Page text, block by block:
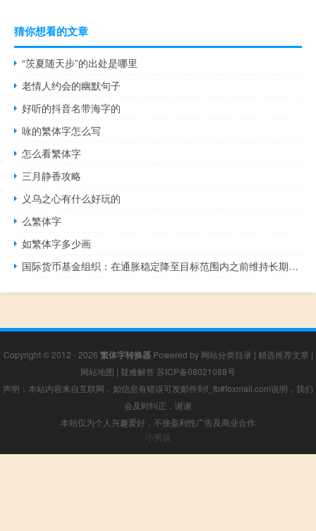
猜你想看的文章
“茨夏随天步”的出处是哪里
老情人约会的幽默句子
好听的抖音名带海字的
咏的繁体字怎么写
怎么看繁体字
三月静香攻略
义乌之心有什么好玩的
么繁体字
如繁体字多少画
国际货币基金组织：在通胀稳定降至目标范围内之前维持长期较高利率的政策是合理的
Copyright © 2012 - 2026 繁体字转换器Powered by 网站分类目录 | 精选推荐文章 |
网站地图 | 疑难解答 苏ICP备08021088号
声明：本站内容来自互联网，如信息有错误可发邮件到f_fb#foxmail.com说明，我们
会及时纠正，谢谢
本站仅为个人兴趣爱好，不接盈利性广告及商业合作
小男孩